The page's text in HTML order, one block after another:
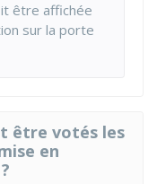
être affichée
sur la porte
être votés les
en